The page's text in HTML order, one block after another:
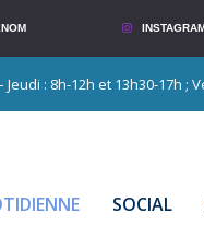
: 8h-12h et 13h30-17h ;
SOCIAL